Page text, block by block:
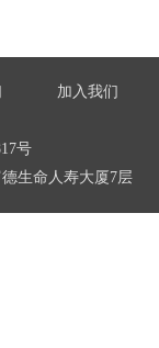
加入我们
号
生命人寿大厦7层